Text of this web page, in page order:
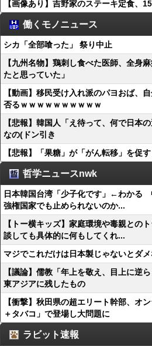
【画像あり】吉野家のステーキ定食、
働くモノニュース
シカ「全部喰った」 祭り中止
【九州名物】鶏刺し食べた医師、全身
たと思っていた」
【動画】移民受け入れ派のパヨおば、
否るｗｗｗｗｗｗｗｗｗｗ
【悲報】韓国人「え待って、何で日本
なの(ドン引き
【悲報】「果糖」が「がん転移」を促
哲学ニュースnwk
日本韓国台湾「少子化です」←わかる
強権国家でも止められないのか...
【トー横キッズ】家庭環境や毒親との
談しても具体的に何もしてくれ...
マジでこれだけは日本製じゃないとダ
【議論】儒教「年上を敬え、目上に逆
東アジアに残したもの
【衝撃】秋田県の超エリート幹部、オ
＋タバコ」で登場し大問題に
ラビット速報